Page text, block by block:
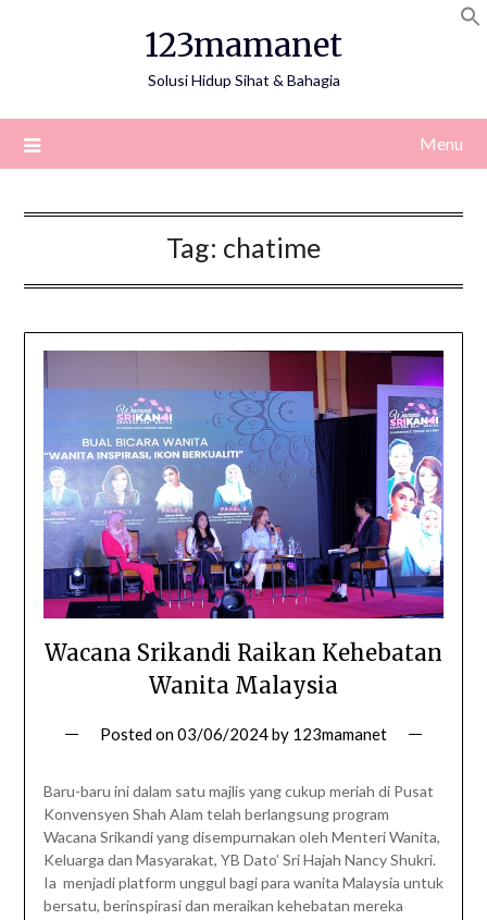
123mamanet
Solusi Hidup Sihat & Bahagia
Menu
Tag: chatime
Wacana Srikandi Raikan Kehebatan
Wanita Malaysia
Posted on03/06/2024by 123mamanet
Baru-baru ini dalam satu majlis yang cukup meriah di Pusat
Konvensyen Shah Alam telah berlangsung program
Wacana Srikandi yang disempurnakan oleh Menteri Wanita,
Keluarga dan Masyarakat, YB Dato’ Sri Hajah Nancy Shukri.
Ia menjadi platform unggul bagi para wanita Malaysia untuk
bersatu, berinspirasi dan meraikan kehebatan mereka